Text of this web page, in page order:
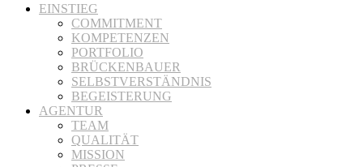
EINSTIEG
COMMITMENT
KOMPETENZEN
PORTFOLIO
BRÜCKENBAUER
SELBSTVERSTÄNDNIS
BEGEISTERUNG
AGENTUR
TEAM
QUALITÄT
MISSION